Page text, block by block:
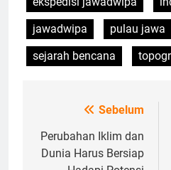
jawadwipa
pulau jawa
sejarah bencana
Navigasi
pos
Sebelum
Perubahan Iklim dan
Dunia Harus Bersiap